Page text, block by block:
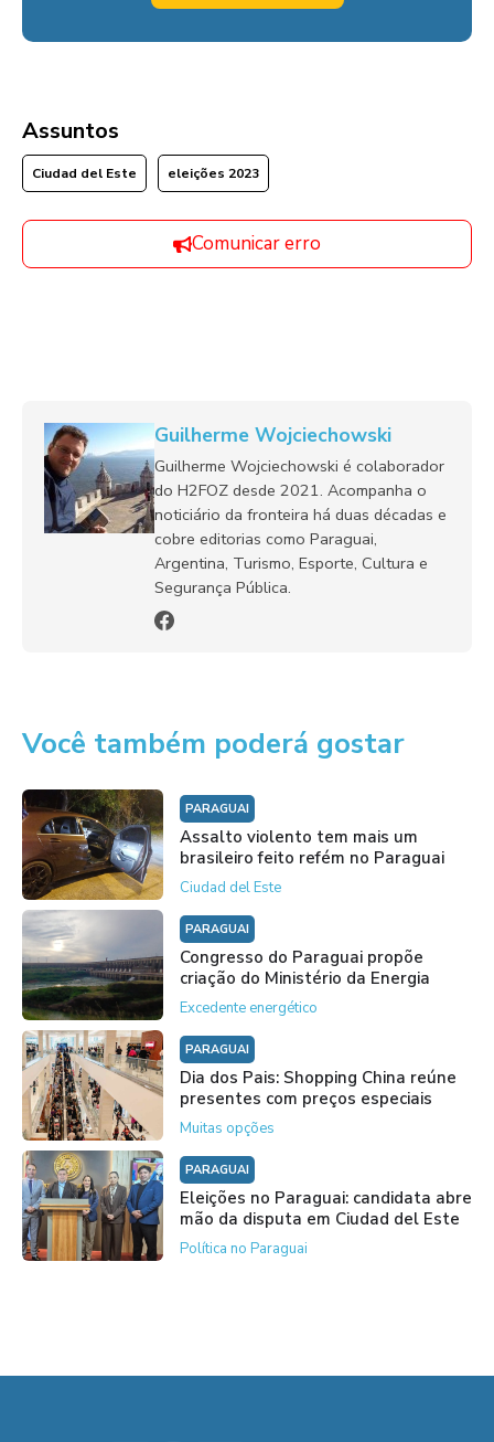
Assuntos
Ciudad del Este eleições 2023
Comunicar erro
Guilherme Wojciechowski
Guilherme Wojciechowski é colaborador
do H2FOZ desde 2021. Acompanha o
noticiário da fronteira há duas décadas e
cobre editorias como Paraguai,
Argentina, Turismo, Esporte, Cultura e
Segurança Pública.
Você também poderá gostar
PARAGUAI
Assalto violento tem mais um
brasileiro feito refém no Paraguai
Ciudad del Este
PARAGUAI
Congresso do Paraguai propõe
criação do Ministério da Energia
Excedente energético
PARAGUAI
Dia dos Pais: Shopping China reúne
presentes com preços especiais
Muitas opções
PARAGUAI
Eleições no Paraguai: candidata abre
mão da disputa em Ciudad del Este
Política no Paraguai